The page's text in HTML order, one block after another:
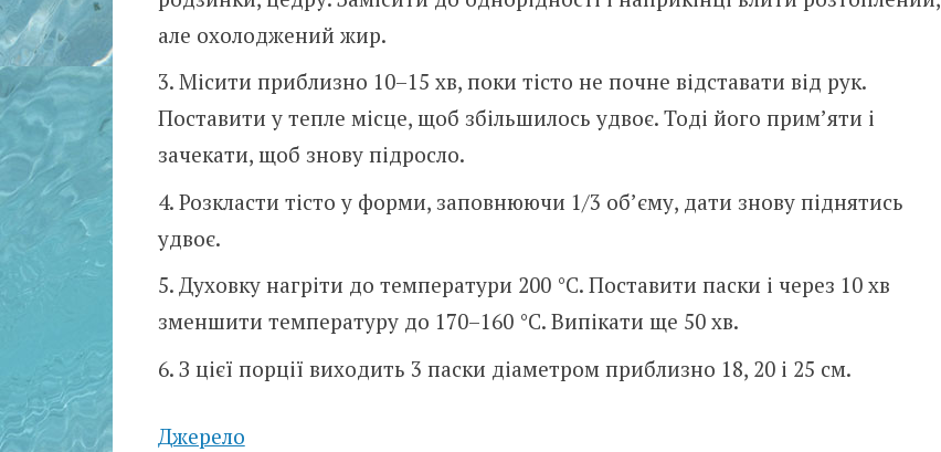
але охолоджений жир.
Місити приблизно 10–15 хв, поки тісто не почне відставати від рук.
Поставити у тепле місце, щоб збільшилось удвоє. Тоді його прим’яти і
зачекати, щоб знову підросло.
Розкласти тісто у форми, заповнюючи 1/3 об’єму, дати знову піднятись
удвоє.
Духовку нагріти до температури 200 °С. Поставити паски і через 10 хв
зменшити температуру до 170–160 °С. Випікати ще 50 хв.
З цієї порції виходить 3 паски діаметром приблизно 18, 20 і 25 см.
Джерело